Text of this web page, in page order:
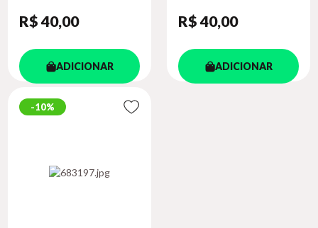
R$ 40,00
ADICIONAR
R$ 40,00
ADICIONAR
10%